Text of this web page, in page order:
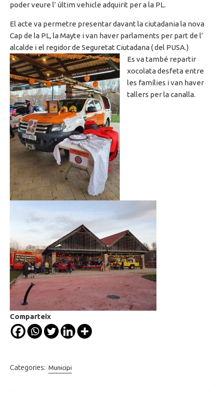
poder veure l’ últim vehicle adquirit per a la PL.
El acte va permetre presentar davant la ciutadania la nova
Cap de la PL, la Mayte i van haver parlaments per part de l’
alcalde i el regidor de Seguretat Ciutadana ( del PUSA.)
Es va també repartir
xocolata desfeta entre
les famílies i van haver
tallers per la canalla.
Comparteix
Categories: Municipi